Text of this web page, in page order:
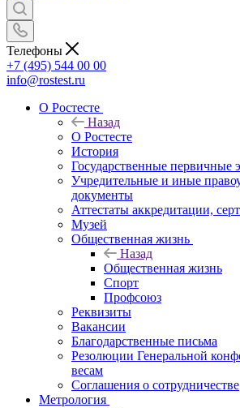
Телефоны
+7 (495) 544 00 00
info@rostest.ru
О Ростесте
Назад
О Ростесте
История
Государственные первичные
Учредительные и иные
документы
Аттестаты аккредитации,
Музей
Общественная жизнь
Назад
Общественная жизнь
Спорт
Профсоюз
Реквизиты
Вакансии
Благодарственные письма
Резолюции Генеральной
весам
Соглашения о сотрудничестве
Метрология